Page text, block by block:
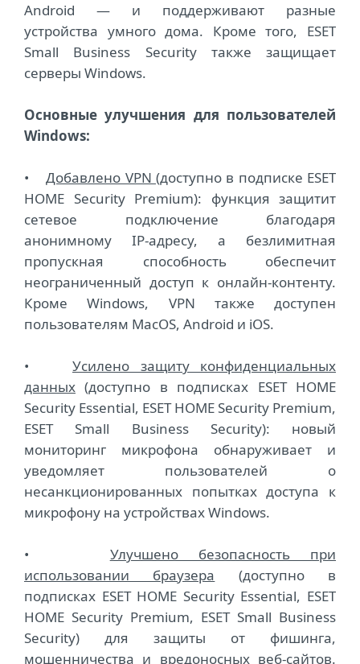
Android ― и поддерживают разные
устройства умного дома. Кроме того, ESET
Small Business Security также защищает
серверы Windows.
Основные улучшения для пользователей
Windows:
•Добавлено VPN(доступно в подписке ESET
HOME Security Premium): функция защитит
сетевое подключение благодаря
анонимному IP-адресу, а безлимитная
пропускная способность обеспечит
неограниченный доступ к онлайн-контенту.
Кроме Windows, VPN также доступен
пользователям MacOS, Android и iOS.
• Усилено защиту конфиденциальных
данных (доступно в подписках ESET HOME
Security Essential, ESET HOME Security Premium,
ESET Small Business Security): новый
мониторинг микрофона обнаруживает и
уведомляет пользователей о
несанкционированных попытках доступа к
микрофону на устройствах Windows.
• Улучшено безопасность при
использовании браузера (доступно в
подписках ESET HOME Security Essential, ESET
HOME Security Premium, ESET Small Business
Security) для защиты от фишинга,
мошенничества и вредоносных веб-сайтов.